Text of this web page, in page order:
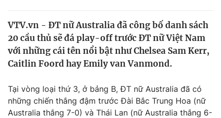
Thế giới
Tin tức
Câu chuyện quốc tế
Tài chính
Thị trường
Dữ liệu và đời sống
VTV.vn - ĐT nữ Australia đã công bố danh sách
20 cầu thủ sẽ đá play-off trước ĐT nữ Việt Nam
với những cái tên nổi bật như Chelsea Sam Kerr,
Caitlin Foord hay Emily van Vanmond.
Tại vòng loại thứ 3, ở bảng B, ĐT nữ Australia đã có
những chiến thắng đậm trước Đài Bắc Trung Hoa (nữ
Australia thắng 7-0) và Thái Lan (nữ Australia thắng 6-